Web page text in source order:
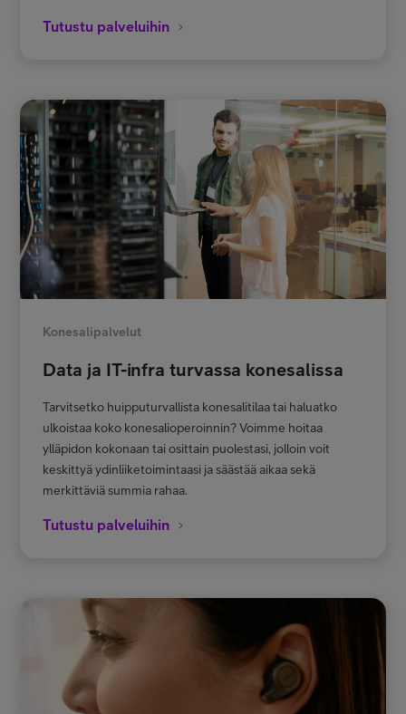
Tutustu palveluihin
Konesalipalvelut
Data ja IT-infra turvassa konesalissa
Tarvitsetko huipputurvallista konesalitilaa tai haluatko
ulkoistaa koko konesalioperoinnin? Voimme hoitaa
ylläpidon kokonaan tai osittain puolestasi, jolloin voit
keskittyä ydinliiketoimintaasi ja säästää aikaa sekä
merkittäviä summia rahaa.
Tutustu palveluihin